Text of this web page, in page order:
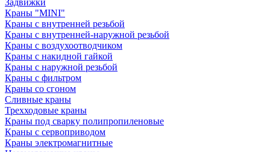
Краны "MINI"
Краны с внутренней резьбой
Краны с внутренней-наружной резьбой
Краны с воздухоотводчиком
Краны с накидной гайкой
Краны с наружной резьбой
Краны с фильтром
Краны со сгоном
Сливные краны
Трехходовые краны
Краны под сварку полипропиленовые
Краны с сервоприводом
Краны электромагнитные